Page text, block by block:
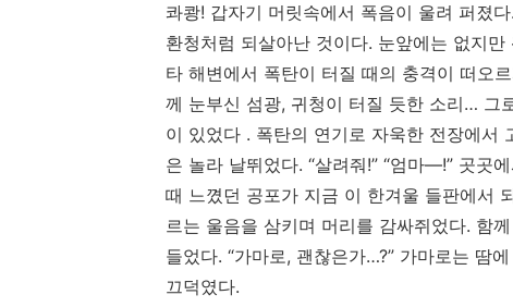
콰쾅! 갑자기 머릿속에서 폭음이 울려 퍼졌
환청처럼 되살아난 것이다. 눈앞에는 없지
타 해변에서 폭탄이 터질 때의 충격이 떠오
께 눈부신 섬광, 귀청이 터질 듯한 소리… 그
이 있었다 . 폭탄의 연기로 자욱한 전장에서
은 놀라 날뛰었다. “살려줘!” “엄마—!” 곳곳
때 느꼈던 공포가 지금 이 한겨울 들판에서
르는 울음을 삼키며 머리를 감싸쥐었다. 함
들었다. “가마로, 괜찮은가…?” 가마로는 땀
끄덕였다.